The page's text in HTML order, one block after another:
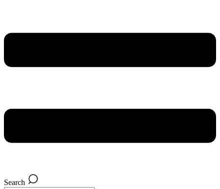
Search